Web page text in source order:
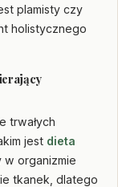
plamisty czy
holistycznego
trwałych
jest dieta
w organizmie
tkanek, dlatego